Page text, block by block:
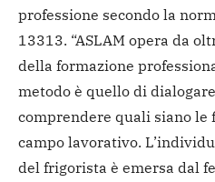
professione secondo la
13313. “ASLAM opera da
della formazione
metodo è quello di
comprendere quali siano
campo lavorativo.
del frigorista è emersa dal